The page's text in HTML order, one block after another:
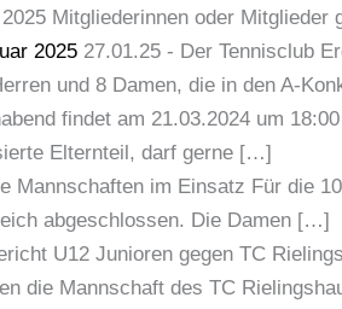
Mitgliederinnen oder
2025 27.01.25 - Der Tennisclub
und 8 Damen, die in den A-
findet am 21.03.2024 um
Elternteil, darf gerne […]
Mannschaften im Einsatz Für die
abgeschlossen. Die Damen […]
U12 Junioren gegen TC
die Mannschaft des TC